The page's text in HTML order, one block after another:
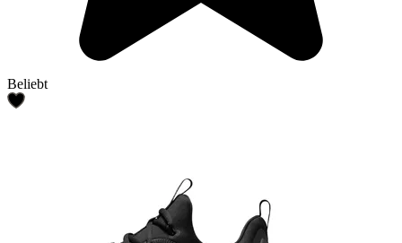
Beliebt